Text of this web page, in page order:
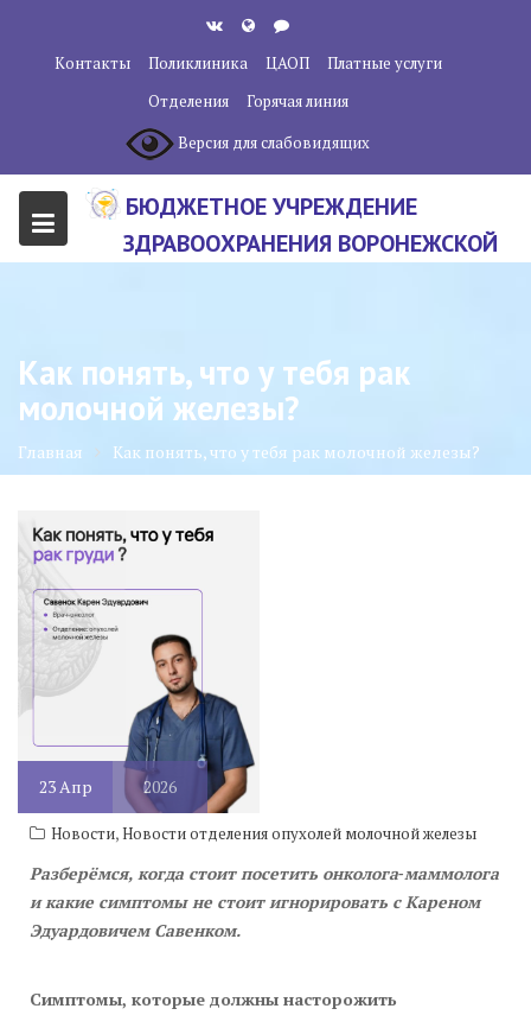
содержанию
Контакты Поликлиника ЦАОП
Платные услуги
Отделения
Горячая линия
Версия для слабовидящих
БЮДЖЕТНОЕ УЧРЕЖДЕНИЕ
ЗДРАВООХРАНЕНИЯ ВОРОНЕЖСКОЙ
КЛИНИЧЕСКИЙ ОНКОЛОГИЧЕСКИЙ
ЦЕНТР"
Как понять, что у тебя рак
молочной железы?
Главная Как понять, что у тебя рак молочной железы?
23Апр 2026
Новости,Новости отделения опухолей молочной железы
Разберёмся, когда стоит посетить онколога‑маммолога
и какие симптомы не стоит игнорировать с Кареном
Эдуардовичем Савенком.
Симптомы, которые должны насторожить